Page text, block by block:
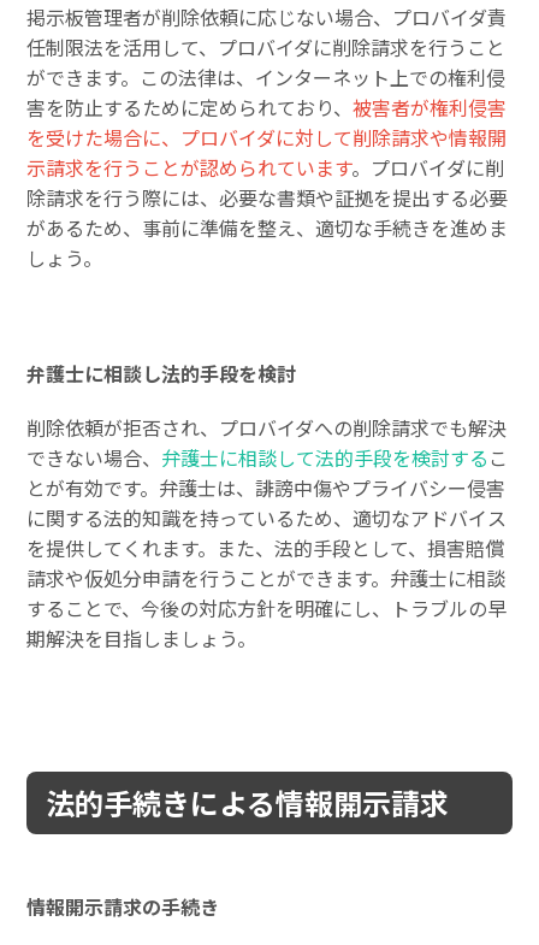
掲示板管理者が削除依頼に応じない場合、プロバイダ責
任制限法を活用して、プロバイダに削除請求を行うこと
ができます。この法律は、インターネット上での権利侵
害を防止するために定められており、被害者が権利侵害
を受けた場合に、プロバイダに対して削除請求や情報開
示請求を行うことが認められています。プロバイダに削
除請求を行う際には、必要な書類や証拠を提出する必要
があるため、事前に準備を整え、適切な手続きを進めま
しょう。
弁護士に相談し法的手段を検討
削除依頼が拒否され、プロバイダへの削除請求でも解決
できない場合、 弁護士に相談して法的手段を検討する こ
とが有効です。弁護士は、誹謗中傷やプライバシー侵害
に関する法的知識を持っているため、適切なアドバイス
を提供してくれます。また、法的手段として、損害賠償
請求や仮処分申請を行うことができます。弁護士に相談
することで、今後の対応方針を明確にし、トラブルの早
期解決を目指しましょう。
法的手続きによる情報開示請求
情報開示請求の手続き